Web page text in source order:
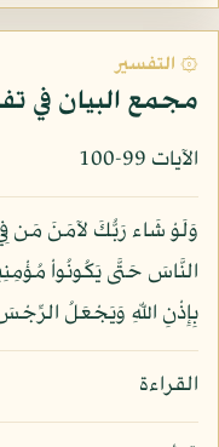
۞ التفسير
مجمع البيان في
الآيات 99-100
وَلَوْ شَاء رَبُّكَ لآمَنَ مَن
النَّاسَ حَتَّى يَكُونُواْ
بِإِذْنِ اللّهِ وَيَجْعَلُ
القراءة